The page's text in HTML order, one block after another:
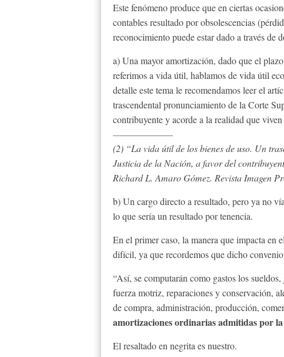
Este fenómeno produce que en ciertas
contables resultado por obsolescencias
reconocimiento puede estar dado a través de
a) Una mayor amortización, dado que el
referimos a vida útil, hablamos de vida útil
detalle este tema le recomendamos leer el
trascendental pronunciamiento de la Corte
contribuyente y acorde a la realidad que
(2) “La vida útil de los bienes de uso. Un
Justicia de la Nación, a favor del
Richard L. Amaro Gómez. Revista Imagen
b) Un cargo directo a resultado, pero ya no
lo que sería un resultado por tenencia.
En el primer caso, la manera que impacta en
difícil, ya que recordemos que dicho
“Así, se computarán como gastos los
fuerza motriz, reparaciones y conservación,
de compra, administración, producción,
amortizaciones ordinarias admitidas por
El resaltado en negrita es nuestro.